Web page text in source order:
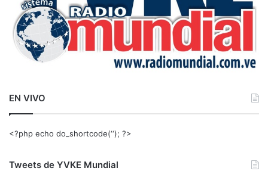
EN VIVO
<?php echo do_shortcode(‘‘); ?>
Tweets de YVKE Mundial